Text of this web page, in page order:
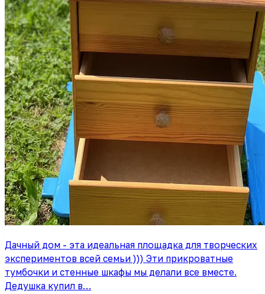
Дачный дом - эта идеальная площадка для творческих
экспериментов всей семьи ))) Эти прикроватные
тумбочки и стенные шкафы мы делали все вместе.
Дедушка купил в…